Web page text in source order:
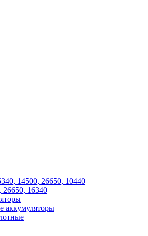
14500, 26650, 10440
26650, 16340